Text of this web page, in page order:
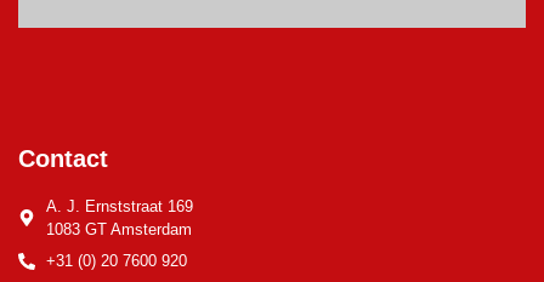
Contact
A. J. Ernststraat 169
1083 GT Amsterdam
+31 (0) 20 7600 920